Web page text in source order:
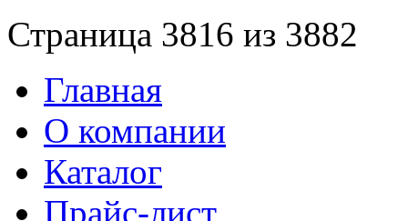
Страница 3816 из 3882
Главная
О компании
Каталог
Прайс-лист